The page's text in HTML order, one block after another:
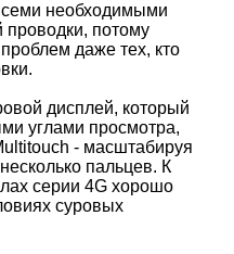
необходимыми
проводки, потому
даже тех, кто
дисплей, который
углами просмотра,
- масштабируя
пальцев. К
серии 4G хорошо
суровых